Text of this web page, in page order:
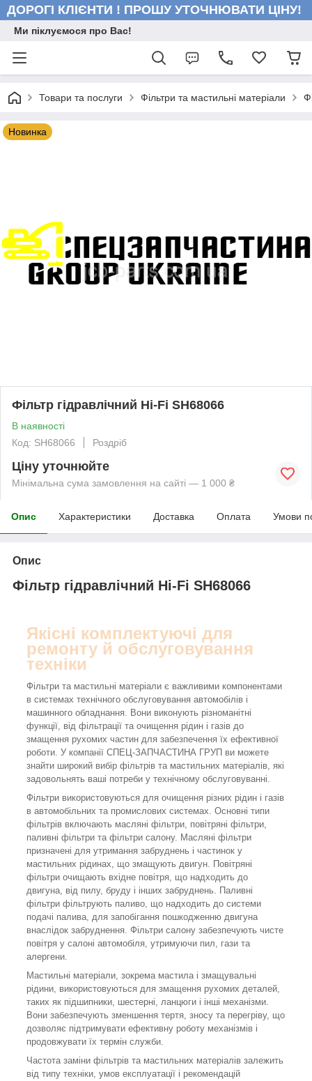
ДОРОГІ КЛІЄНТИ ! ПРОШУ УТОЧНЮВАТИ ЦІНУ!
Ми піклуємося про Вас!
Товари та послуги Фільтри та мастильні матеріали
Новинка
Фільтр гідравлічний Hi-Fi SH68066
В наявності
Код: SH68066
Роздріб
Ціну уточнюйте
Мінімальна сума замовлення на сайті — 1 000 ₴
Опис Характеристики Доставка Оплата Умови
Опис
Фільтр гідравлічний Hi-Fi SH68066
Якісні комплектуючі для
ремонту й обслуговування
техніки
Фільтри та мастильні матеріали є важливими компонентами
в системах технічного обслуговування автомобілів і
машинного обладнання. Вони виконують різноманітні
функції, від фільтрації та очищення рідин і газів до
змащення рухомих частин для забезпечення їх ефективної
роботи. У компанії СПЕЦ-ЗАПЧАСТИНА ГРУП ви можете
знайти широкий вибір фільтрів та мастильних матеріалів, які
задовольнять ваші потреби у технічному обслуговуванні.
Фільтри використовуються для очищення різних рідин і газів
в автомобільних та промислових системах. Основні типи
фільтрів включають масляні фільтри, повітряні фільтри,
паливні фільтри та фільтри салону. Масляні фільтри
призначені для утримання забруднень і частинок у
мастильних рідинах, що змащують двигун. Повітряні
фільтри очищають вхідне повітря, що надходить до
двигуна, від пилу, бруду і інших забруднень. Паливні
фільтри фільтрують паливо, що надходить до системи
подачі палива, для запобігання пошкодженню двигуна
внаслідок забруднення. Фільтри салону забезпечують чисте
повітря у салоні автомобіля, утримуючи пил, гази та
алергени.
Мастильні матеріали, зокрема мастила і змащувальні
рідини, використовуються для змащення рухомих деталей,
таких як підшипники, шестерні, ланцюги і інші механізми.
Вони забезпечують зменшення тертя, зносу та перегріву, що
дозволяє підтримувати ефективну роботу механізмів і
продовжувати їх термін служби.
Частота заміни фільтрів та мастильних матеріалів залежить
від типу техніки, умов експлуатації і рекомендацій